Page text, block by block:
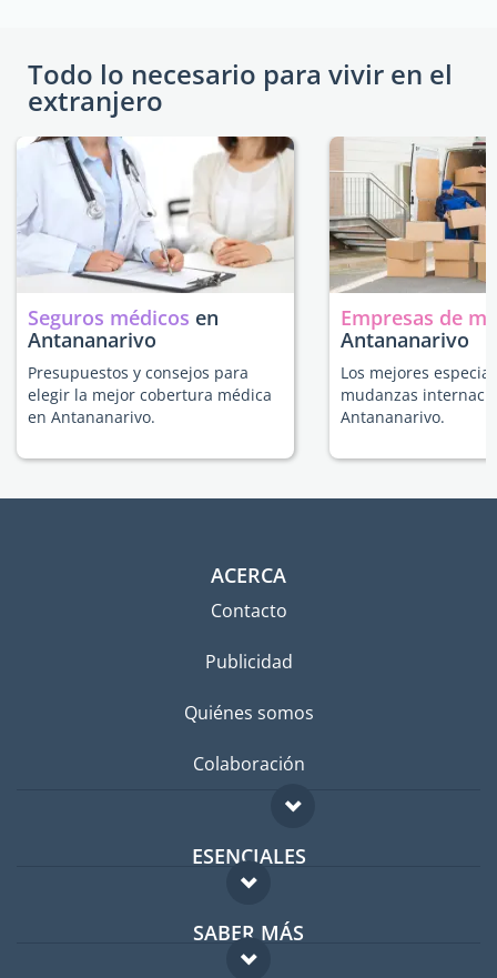
Todo lo necesario para vivir en el
extranjero
Seguros médicos en
Antananarivo
Presupuestos y consejos para
elegir la mejor cobertura médica
en Antananarivo.
Empresas de
Antananarivo
Los mejores
mudanzas
Antananarivo.
ACERCA
Contacto
Publicidad
Quiénes somos
Colaboración
ESENCIALES
Foro para expatriados
Guía para expatriados
SABER MÁS
FAQ